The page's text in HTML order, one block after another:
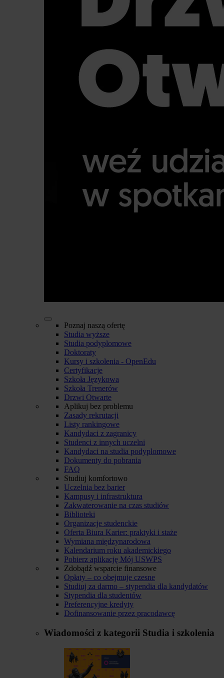
Poznaj naszą ofertę
Studia wyższe
Studia podyplomowe
Doktoraty
Kursy i szkolenia - OpenEdu
Certyfikacje
Szkoła Językowa
Szkoła Trenerów
Drzwi Otwarte
Aplikuj bez problemu
Zasady rekrutacji
Listy rankingowe
Kandydaci z zagranicy
Studenci z innych uczelni
Kandydaci na studia podyplomowe
Dokumenty do pobrania
FAQ
Studiuj komfortowo
Uczelnia bez barier
Kampusy i infrastruktura
Zakwaterowanie na czas studiów
Biblioteki
Organizacje studenckie
Oferta Biura Karier: praktyki i staże
Wymiana międzynarodowa
Kalendarium roku akademickiego
Pobierz aplikację Mój USWPS
Zdobądź wsparcie finansowe
Opłaty – co obejmuje czesne
Studiuj za darmo – stypendia dla kandydatów
Stypendia dla studentów
Preferencyjne kredyty
Dofinansowanie przez pracodawcę
Wiadomości z kategorii Studia i szkolenia